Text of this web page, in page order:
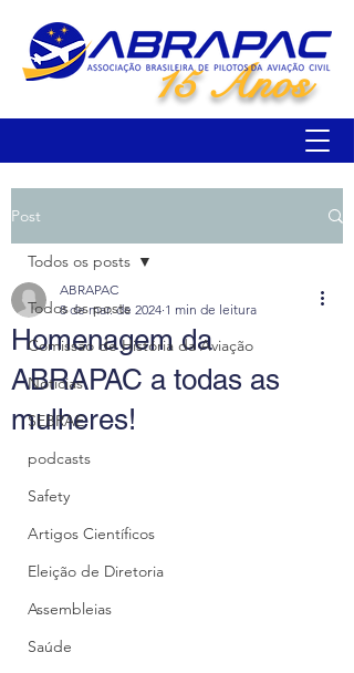
15 Anos
Post
Todos os posts
Comissão de História da Aviação
Notícias
SEBRAE
podcasts
Safety
Artigos Científicos
Eleição de Diretoria
Assembleias
Saúde
Todos os posts
Homenagem da
ABRAPAC a todas as
mulheres!
ABRAPAC
8 de mar. de 2024 1 min de leitura